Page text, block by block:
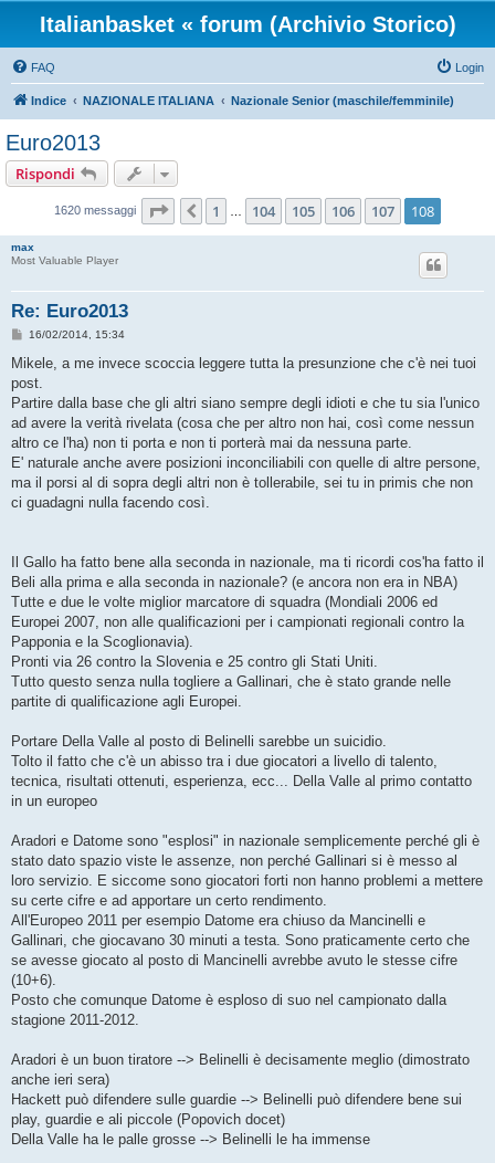
Italianbasket « forum (Archivio Storico)
FAQ Login
Indice NAZIONALE ITALIANA Nazionale Senior (maschile/femminile)
Euro2013
Rispondi
1620 messaggi Pagina 108 di108
Precedente
1 104 105 106 107 108
max
Most Valuable Player
Re: Euro2013
M
s
a
g
i
o
16/02/2014, 15:34
Mikele, a me invece scoccia leggere tutta la presunzione che c'è nei tuoi
post.
Partire dalla base che gli altri siano sempre degli idioti e che tu sia l'unico
ad avere la verità rivelata (cosa che per altro non hai, così come nessun
altro ce l'ha) non ti porta e non ti porterà mai da nessuna parte.
E' naturale anche avere posizioni inconciliabili con quelle di altre persone,
ma il porsi al di sopra degli altri non è tollerabile, sei tu in primis che non
ci guadagni nulla facendo così.
Il Gallo ha fatto bene alla seconda in nazionale, ma ti ricordi cos'ha fatto il
Beli alla prima e alla seconda in nazionale? (e ancora non era in NBA)
Tutte e due le volte miglior marcatore di squadra (Mondiali 2006 ed
Europei 2007, non alle qualificazioni per i campionati regionali contro la
Papponia e la Scoglionavia).
Pronti via 26 contro la Slovenia e 25 contro gli Stati Uniti.
Tutto questo senza nulla togliere a Gallinari, che è stato grande nelle
partite di qualificazione agli Europei.
Portare Della Valle al posto di Belinelli sarebbe un suicidio.
Tolto il fatto che c'è un abisso tra i due giocatori a livello di talento,
tecnica, risultati ottenuti, esperienza, ecc... Della Valle al primo contatto
in un europeo
Aradori e Datome sono "esplosi" in nazionale semplicemente perché gli è
stato dato spazio viste le assenze, non perché Gallinari si è messo al
loro servizio. E siccome sono giocatori forti non hanno problemi a mettere
su certe cifre e ad apportare un certo rendimento.
All'Europeo 2011 per esempio Datome era chiuso da Mancinelli e
Gallinari, che giocavano 30 minuti a testa. Sono praticamente certo che
se avesse giocato al posto di Mancinelli avrebbe avuto le stesse cifre
(10+6).
Posto che comunque Datome è esploso di suo nel campionato dalla
stagione 2011-2012.
Aradori è un buon tiratore --> Belinelli è decisamente meglio (dimostrato
anche ieri sera)
Hackett può difendere sulle guardie --> Belinelli può difendere bene sui
play, guardie e ali piccole (Popovich docet)
Della Valle ha le palle grosse --> Belinelli le ha immense